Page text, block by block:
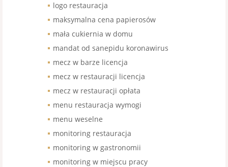
logo restauracja
maksymalna cena papierosów
mała cukiernia w domu
mandat od sanepidu koronawirus
mecz w barze licencja
mecz w restauracji licencja
mecz w restauracji opłata
menu restauracja wymogi
menu weselne
monitoring restauracja
monitoring w gastronomii
monitoring w miejscu pracy